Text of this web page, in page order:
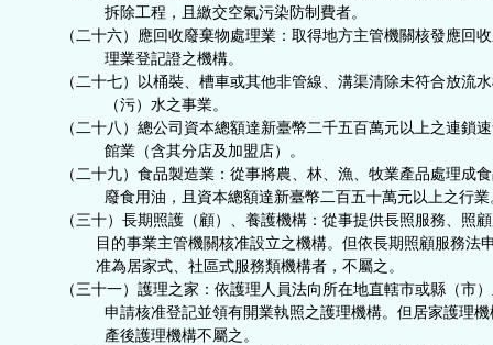
拆除工程，且繳交空氣污染防制費者。
（二十六）應回收廢棄物處理業：取得地方主管機關核發應回收
理業登記證之機構。
（二十七）以桶裝、槽車或其他非管線、溝渠清除未符合放流水
（污）水之事業。
（二十八）總公司資本總額達新臺幣二千五百萬元以上之連鎖速
館業（含其分店及加盟店）。
（二十九）食品製造業：從事將農、林、漁、牧業產品處理成食
廢食用油，且資本總額達新臺幣二百五十萬元以上之行業
（三十）長期照護（顧）、養護機構：從事提供長照服務、照顧
目的事業主管機關核准設立之機構。但依長期照顧服務法
准為居家式、社區式服務類機構者，不屬之。
（三十一）護理之家：依護理人員法向所在地直轄市或縣（市）
申請核准登記並領有開業執照之護理機構。但居家護理機
產後護理機構不屬之。